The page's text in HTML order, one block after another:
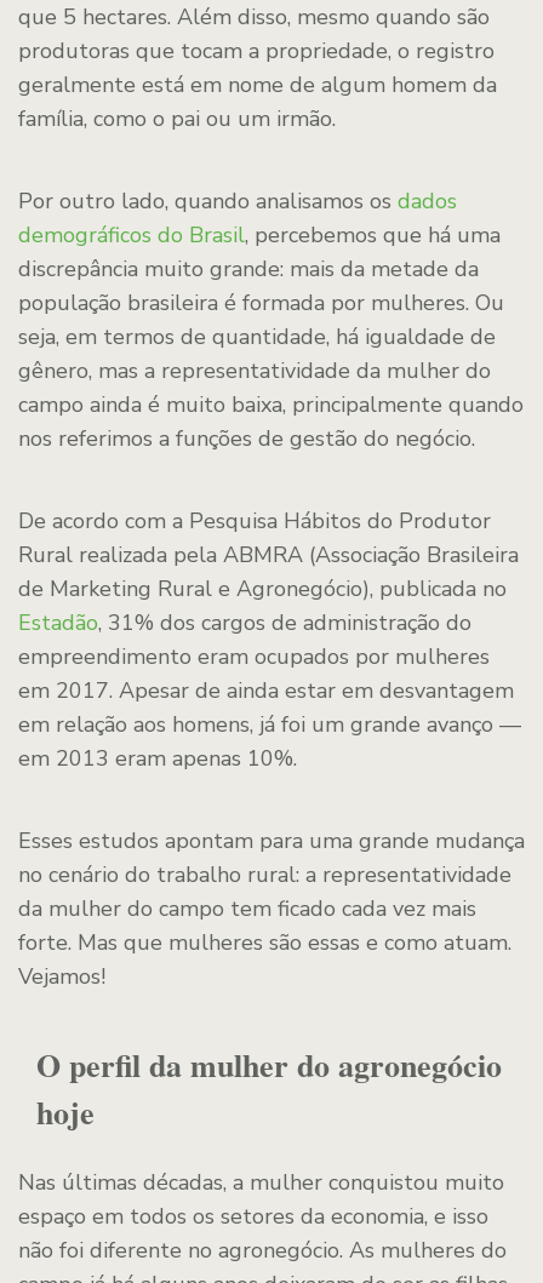
que 5 hectares. Além disso, mesmo quando são
produtoras que tocam a propriedade, o registro
geralmente está em nome de algum homem da
família, como o pai ou um irmão.
Por outro lado, quando analisamos os dados
demográficos do Brasil, percebemos que há uma
discrepância muito grande: mais da metade da
população brasileira é formada por mulheres. Ou
seja, em termos de quantidade, há igualdade de
gênero, mas a representatividade da mulher do
campo ainda é muito baixa, principalmente quando
nos referimos a funções de gestão do negócio.
De acordo com a Pesquisa Hábitos do Produtor
Rural realizada pela ABMRA (Associação Brasileira
de Marketing Rural e Agronegócio), publicada no
Estadão, 31% dos cargos de administração do
empreendimento eram ocupados por mulheres
em 2017. Apesar de ainda estar em desvantagem
em relação aos homens, já foi um grande avanço —
em 2013 eram apenas 10%.
Esses estudos apontam para uma grande mudança
no cenário do trabalho rural: a representatividade
da mulher do campo tem ficado cada vez mais
forte. Mas que mulheres são essas e como atuam.
Vejamos!
O perfil da mulher do agronegócio
hoje
Nas últimas décadas, a mulher conquistou muito
espaço em todos os setores da economia, e isso
não foi diferente no agronegócio. As mulheres do